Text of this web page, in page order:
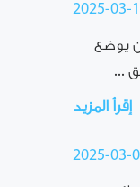
2025-03-
يوضع
...
إقرأ المزيد
2025-03-